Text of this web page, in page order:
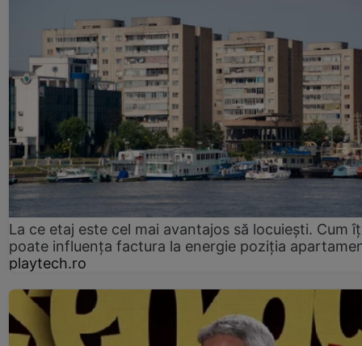
La ce etaj este cel mai avantajos să locuiești. Cum
poate influența factura la energie poziția
playtech.ro